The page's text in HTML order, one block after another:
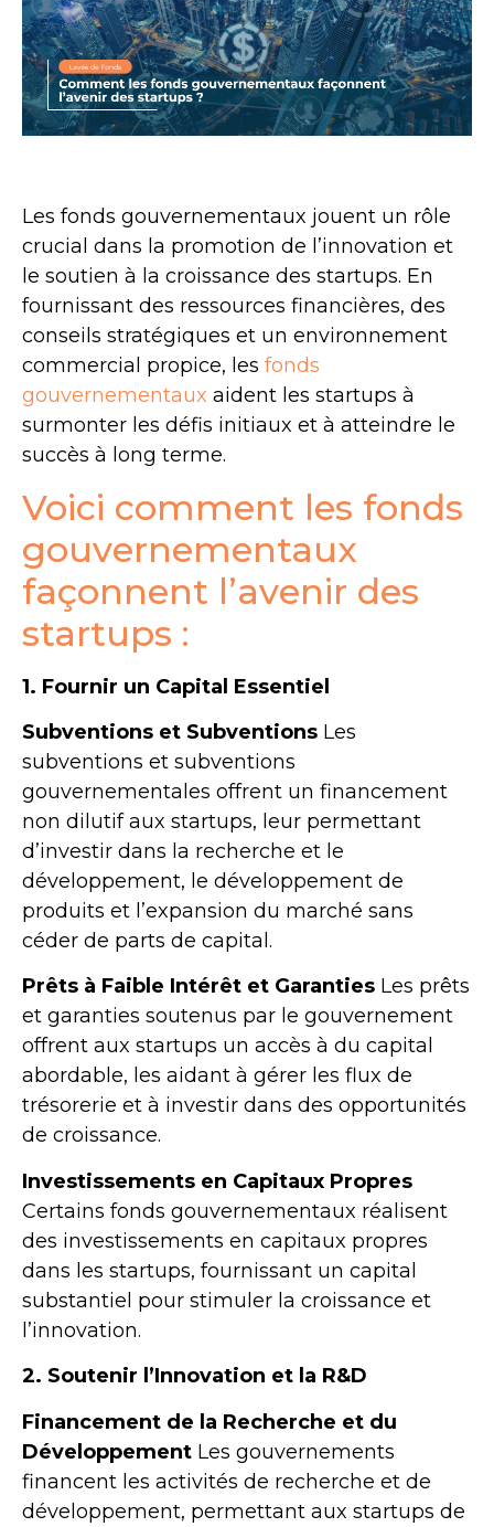
Les fonds gouvernementaux jouent un rôle
crucial dans la promotion de l’innovation et
le soutien à la croissance des startups. En
fournissant des ressources financières, des
conseils stratégiques et un environnement
commercial propice, les fonds
gouvernementaux aident les startups à
surmonter les défis initiaux et à atteindre le
succès à long terme.
Voici comment les fonds
gouvernementaux
façonnent l’avenir des
startups :
1. Fournir un Capital Essentiel
Subventions et Subventions Les
subventions et subventions
gouvernementales offrent un financement
non dilutif aux startups, leur permettant
d’investir dans la recherche et le
développement, le développement de
produits et l’expansion du marché sans
céder de parts de capital.
Prêts à Faible Intérêt et Garanties Les prêts
et garanties soutenus par le gouvernement
offrent aux startups un accès à du capital
abordable, les aidant à gérer les flux de
trésorerie et à investir dans des opportunités
de croissance.
Investissements en Capitaux Propres
Certains fonds gouvernementaux réalisent
des investissements en capitaux propres
dans les startups, fournissant un capital
substantiel pour stimuler la croissance et
l’innovation.
2. Soutenir l’Innovation et la R&D
Financement de la Recherche et du
Développement Les gouvernements
financent les activités de recherche et de
développement, permettant aux startups de